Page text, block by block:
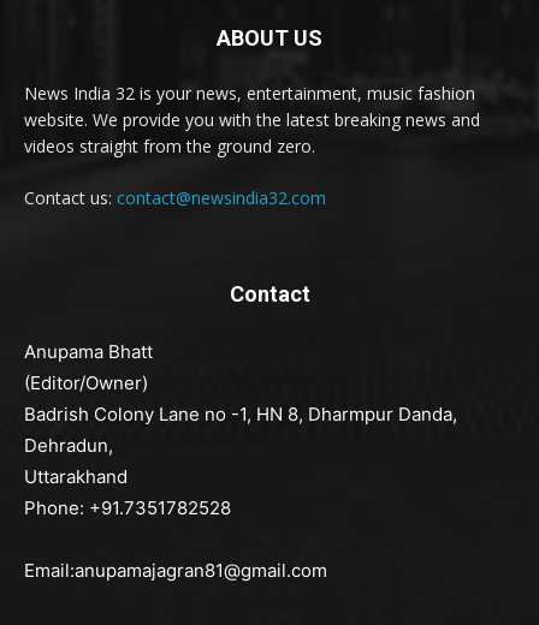
ABOUT US
News India 32 is your news, entertainment, music fashion
website. We provide you with the latest breaking news and
videos straight from the ground zero.
Contact us: contact@newsindia32.com
Contact
Anupama Bhatt
(Editor/Owner)
Badrish Colony Lane no -1, HN 8, Dharmpur Danda,
Dehradun,
Uttarakhand
Phone: +91.7351782528
Email:anupamajagran81@gmail.com